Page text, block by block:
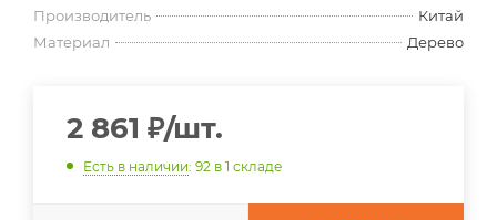
Производитель
Китай
Материал
Дерево
2 861 ₽/шт.
Есть в наличии: 92 в 1 складе